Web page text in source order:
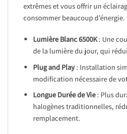
extrêmes et vous offrir un
consommer beaucoup d’énergie.
Lumière Blanc 6500K: Une
de la lumière du jour, qui
Plug and Play: Installation
modification nécessaire de
Longue Durée de Vie: Plus
halogènes traditionnelles,
remplacement.